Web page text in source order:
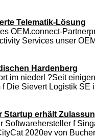
Telematik-Lösung
OEM.connect-
Services unser
Hardenberg
im niederl ?Seit
Die Sievert Logistik SE
erhält
Softwarehersteller f
2020ev von